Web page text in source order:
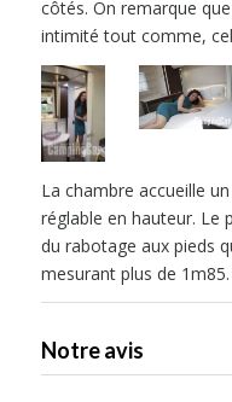
côtés. On remarque
intimité tout comme,
La chambre accueille
réglable en hauteur. Le
du rabotage aux pieds
mesurant plus de 1m85.
Notre avis